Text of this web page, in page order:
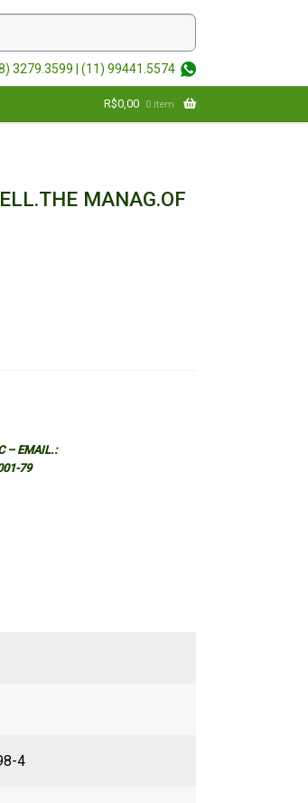
3279.3599 | (11) 99441.5574
R$0,00 0 item
MANAG.OF
– EMAIL.:
79
4